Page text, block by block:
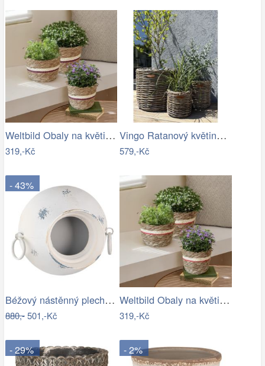
Weltbild Obaly na květináče z mořské…
319,-Kč
Vingo Ratanový květináč - kulatý…
579,-Kč
- 43%
Béžový nástěnný plechový květináč Fun…
880,-501,-Kč
Weltbild Obaly na květináče z mořské…
319,-Kč
- 29% - 2%